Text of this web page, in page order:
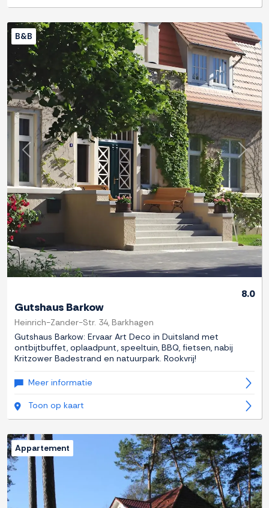
Previous Next
B&B
8.0
Gutshaus Barkow
Heinrich-Zander-Str. 34, Barkhagen
Gutshaus Barkow: Ervaar Art Deco in Duitsland met
ontbijtbuffet, oplaadpunt, speeltuin, BBQ, fietsen, nabij
Kritzower Badestrand en natuurpark. Rookvrij!
Meer informatie
Toon op kaart
Appartement